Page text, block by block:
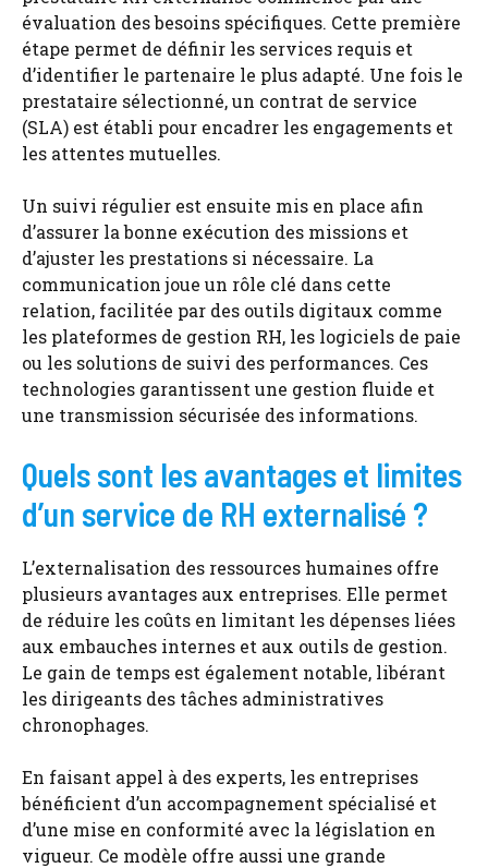
évaluation des besoins spécifiques. Cette première
étape permet de définir les services requis et
d’identifier le partenaire le plus adapté. Une fois le
prestataire sélectionné, un contrat de service
(SLA) est établi pour encadrer les engagements et
les attentes mutuelles.
Un suivi régulier est ensuite mis en place afin
d’assurer la bonne exécution des missions et
d’ajuster les prestations si nécessaire. La
communication joue un rôle clé dans cette
relation, facilitée par des outils digitaux comme
les plateformes de gestion RH, les logiciels de paie
ou les solutions de suivi des performances. Ces
technologies garantissent une gestion fluide et
une transmission sécurisée des informations.
Quels sont les avantages et limites
d’un service de RH externalisé ?
L’externalisation des ressources humaines offre
plusieurs avantages aux entreprises. Elle permet
de réduire les coûts en limitant les dépenses liées
aux embauches internes et aux outils de gestion.
Le gain de temps est également notable, libérant
les dirigeants des tâches administratives
chronophages.
En faisant appel à des experts, les entreprises
bénéficient d’un accompagnement spécialisé et
d’une mise en conformité avec la législation en
vigueur. Ce modèle offre aussi une grande